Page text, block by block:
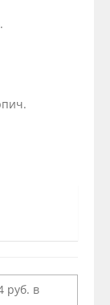
руб. в